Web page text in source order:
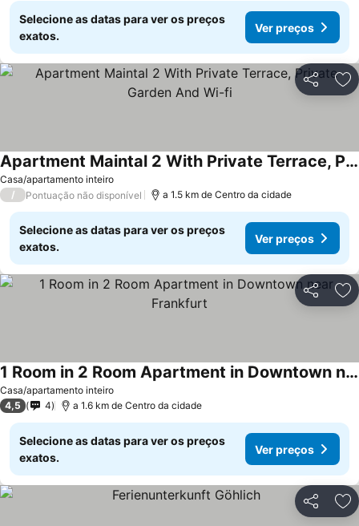
Selecione as datas para ver os preços
exatos.
Ver preços
Partilhar
Casa/apartamento inteiro
Apartment Maintal 2 With Private Terrace, Private Garden And Wi-fi
/ Pontuação não disponível a 1.5 km de Centro da cidade
Selecione as datas para ver os preços
exatos.
Ver preços
Partilhar
Casa/apartamento inteiro
1 Room in 2 Room Apartment in Downtown near Frankfurt
4,5 4 a 1.6 km de Centro da cidade
Selecione as datas para ver os preços
exatos.
Ver preços
Partilhar